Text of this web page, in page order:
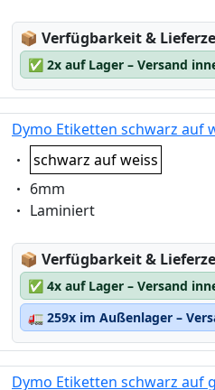
📦 Lagerstatus:
Verfügbarkeit &
✅ 2x auf Lager – Versand
Dymo Etiketten schwarz auf
Eigenschaft:
schwarz auf weiss
Eigenschaft:
6mm
Eigenschaft:
Laminiert
📦 Lagerstatus:
Verfügbarkeit &
✅ 4x auf Lager – Versand
🚛 259x im Außenlager –
Dymo Etiketten schwarz auf